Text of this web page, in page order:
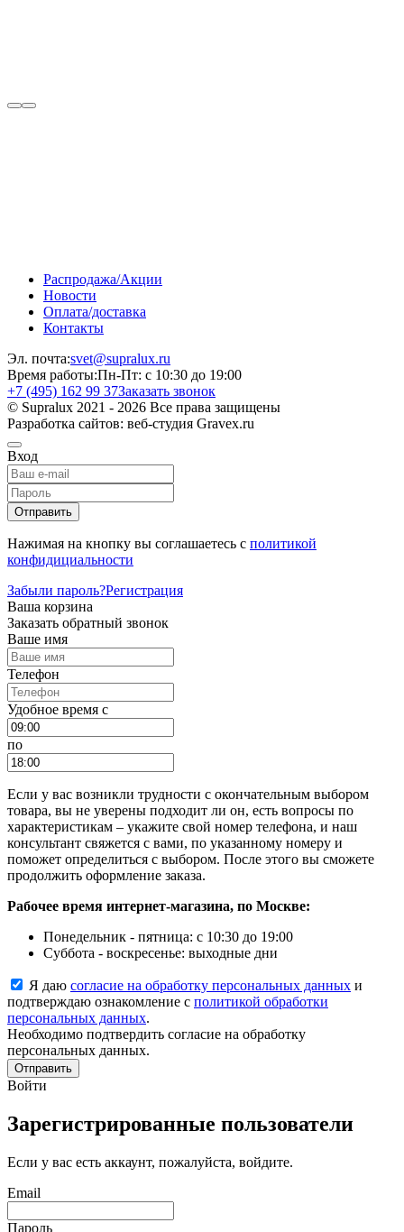
Распродажа/Акции
Новости
Оплата/доставка
Контакты
Эл. почта:svet@supralux.ru
Время работы:Пн-Пт: с 10:30 до 19:00
+7 (495) 162 99 37Заказать звонок
© Supralux 2021 - 2026 Все права защищены
Разработка сайтов: веб-студия Gravex.ru
Вход
Отправить
Нажимая на кнопку вы соглашаетесь с политикой
конфидициальности
Забыли пароль?Регистрация
Ваша корзина
Заказать обратный звонок
Ваше имя
Телефон
Удобное время c
по
Если у вас возникли трудности с окончательным выбором
товара, вы не уверены подходит ли он, есть вопросы по
характеристикам – укажите свой номер телефона, и наш
консультант свяжется с вами, по указанному номеру и
поможет определиться с выбором. После этого вы сможете
продолжить оформление заказа.
Рабочее время интернет-магазина, по Москве:
Понедельник - пятница: с 10:30 до 19:00
Суббота - воскресенье: выходные дни
Я даю согласие на обработку персональных данных и
подтверждаю ознакомление с политикой обработки
персональных данных.
Необходимо подтвердить согласие на обработку
персональных данных.
Отправить
Войти
Зарегистрированные пользователи
Если у вас есть аккаунт, пожалуйста, войдите.
Email
Пароль